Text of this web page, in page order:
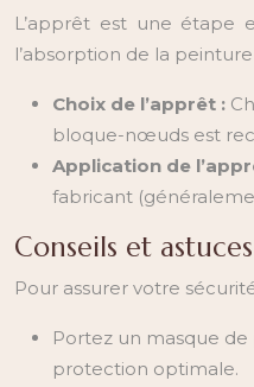
L’apprêt est une étape
l’absorption de la
Choix de l’apprêt :
bloque-nœuds est
Application de
fabricant
Conseils et
Pour assurer votre
Portez un masque
protection optimale.